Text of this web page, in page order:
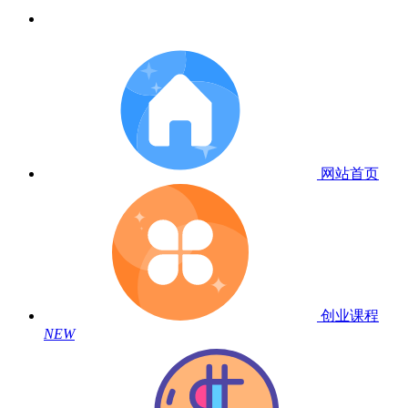
网站首页
创业课程
NEW